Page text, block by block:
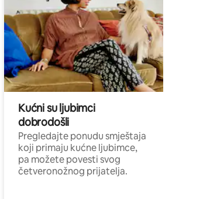
Kućni su ljubimci
dobrodošli
Pregledajte ponudu smještaja
koji primaju kućne ljubimce,
pa možete povesti svog
četveronožnog prijatelja.